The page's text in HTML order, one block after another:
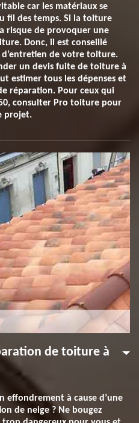
car les matériaux se
fil des temps. Si la toiture
risque de provoquer une
Donc, il est conseillé
d’entretien de votre toiture.
un devis fuite de toiture à
estimer tous les dépenses et
réparation. Pour ceux qui
consulter Pro toiture pour
projet.
de toiture à
effondrement à cause d’une
de neige ? Ne bougez